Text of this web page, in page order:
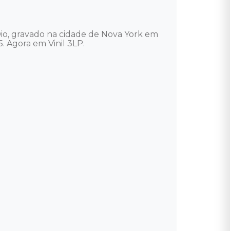
gravado na cidade de Nova York em
Agora em Vinil 3LP.